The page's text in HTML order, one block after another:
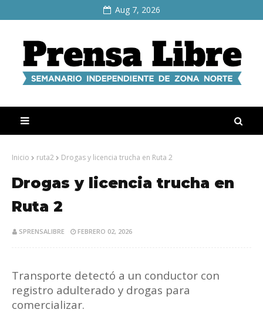
Aug 7, 2026
Inicio ruta2 Drogas y licencia trucha en Ruta 2
Drogas y licencia trucha en
Ruta 2
SPRENSALIBRE FEBRERO 02, 2026
Transporte detectó a un conductor con
registro adulterado y drogas para
comercializar.